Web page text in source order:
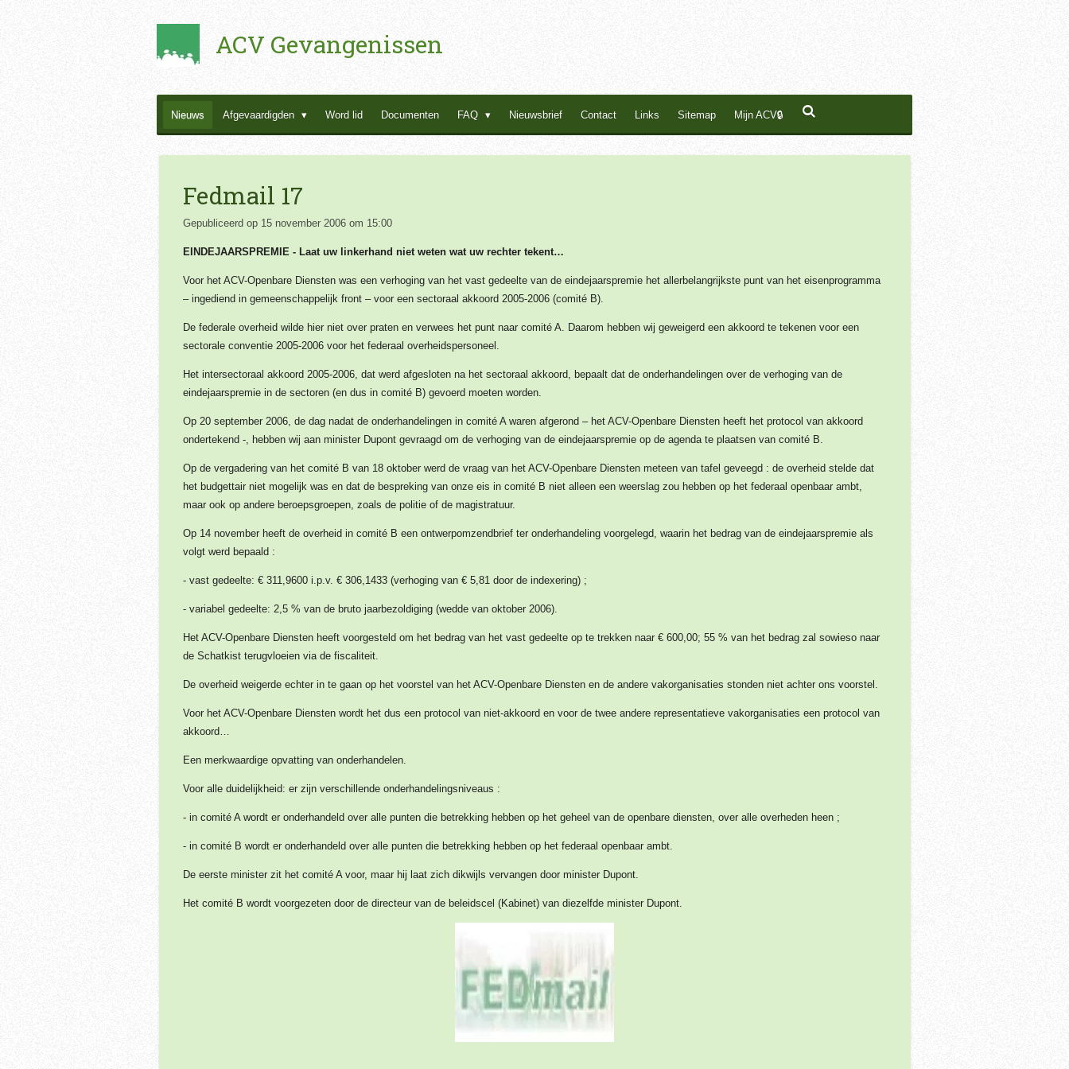
ACV Gevangenissen
Nieuws Afgevaardigden Word lid Documenten FAQ Nieuwsbrief Contact Links Sitemap Mijn ACV🔒
Fedmail 17
Gepubliceerd op 15 november 2006 om 15:00
EINDEJAARSPREMIE - Laat uw linkerhand niet weten wat uw rechter tekent…
Voor het ACV-Openbare Diensten was een verhoging van het vast gedeelte van de eindejaarspremie het allerbelangrijkste punt van het eisenprogramma
– ingediend in gemeenschappelijk front – voor een sectoraal akkoord 2005-2006 (comité B).
De federale overheid wilde hier niet over praten en verwees het punt naar comité A. Daarom hebben wij geweigerd een akkoord te tekenen voor een
sectorale conventie 2005-2006 voor het federaal overheidspersoneel.
Het intersectoraal akkoord 2005-2006, dat werd afgesloten na het sectoraal akkoord, bepaalt dat de onderhandelingen over de verhoging van de
eindejaarspremie in de sectoren (en dus in comité B) gevoerd moeten worden.
Op 20 september 2006, de dag nadat de onderhandelingen in comité A waren afgerond – het ACV-Openbare Diensten heeft het protocol van akkoord
ondertekend -, hebben wij aan minister Dupont gevraagd om de verhoging van de eindejaarspremie op de agenda te plaatsen van comité B.
Op de vergadering van het comité B van 18 oktober werd de vraag van het ACV-Openbare Diensten meteen van tafel geveegd : de overheid stelde dat
het budgettair niet mogelijk was en dat de bespreking van onze eis in comité B niet alleen een weerslag zou hebben op het federaal openbaar ambt,
maar ook op andere beroepsgroepen, zoals de politie of de magistratuur.
Op 14 november heeft de overheid in comité B een ontwerpomzendbrief ter onderhandeling voorgelegd, waarin het bedrag van de eindejaarspremie als
volgt werd bepaald :
- vast gedeelte: € 311,9600 i.p.v. € 306,1433 (verhoging van € 5,81 door de indexering) ;
- variabel gedeelte: 2,5 % van de bruto jaarbezoldiging (wedde van oktober 2006).
Het ACV-Openbare Diensten heeft voorgesteld om het bedrag van het vast gedeelte op te trekken naar € 600,00; 55 % van het bedrag zal sowieso naar
de Schatkist terugvloeien via de fiscaliteit.
De overheid weigerde echter in te gaan op het voorstel van het ACV-Openbare Diensten en de andere vakorganisaties stonden niet achter ons voorstel.
Voor het ACV-Openbare Diensten wordt het dus een protocol van niet-akkoord en voor de twee andere representatieve vakorganisaties een protocol van
akkoord…
Een merkwaardige opvatting van onderhandelen.
Voor alle duidelijkheid: er zijn verschillende onderhandelingsniveaus :
- in comité A wordt er onderhandeld over alle punten die betrekking hebben op het geheel van de openbare diensten, over alle overheden heen ;
- in comité B wordt er onderhandeld over alle punten die betrekking hebben op het federaal openbaar ambt.
De eerste minister zit het comité A voor, maar hij laat zich dikwijls vervangen door minister Dupont.
Het comité B wordt voorgezeten door de directeur van de beleidscel (Kabinet) van diezelfde minister Dupont.